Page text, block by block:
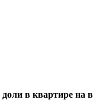
в квартире